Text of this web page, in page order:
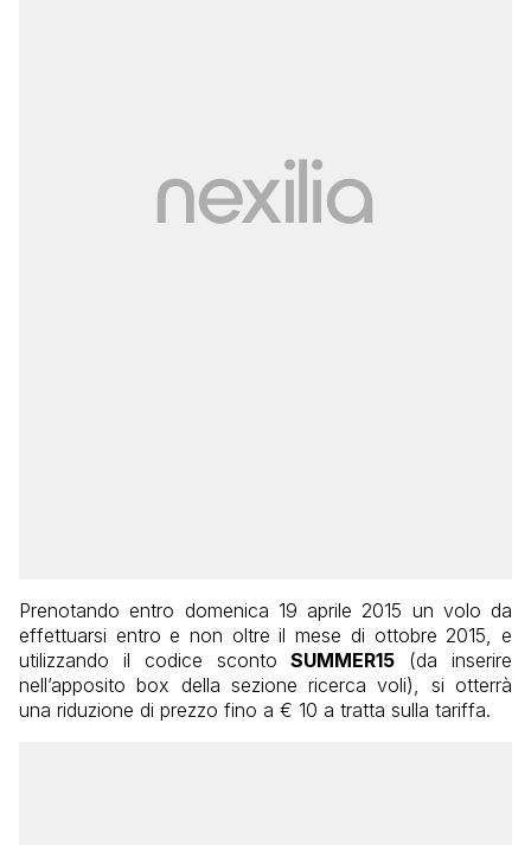
Prenotando entro domenica 19 aprile 2015 un volo da
effettuarsi entro e non oltre il mese di ottobre 2015, e
utilizzando il codice scontoSUMMER15 (da inserire
nell’apposito box della sezione ricerca voli), si otterrà
una riduzione di prezzo fino a € 10 a tratta sulla tariffa.